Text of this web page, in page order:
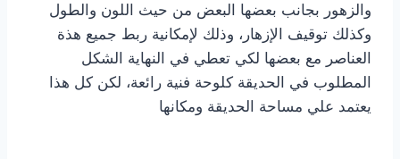
والزهور بجانب بعضها البعض من حيث اللون والطول
وكذلك توقيف الإزهار، وذلك لإمكانية ربط جميع هذة
العناصر مع بعضها لكي تعطي في النهاية الشكل
المطلوب في الحديقة كلوحة فنية رائعة، لكن كل هذا
يعتمد علي مساحة الحديقة ومكانها